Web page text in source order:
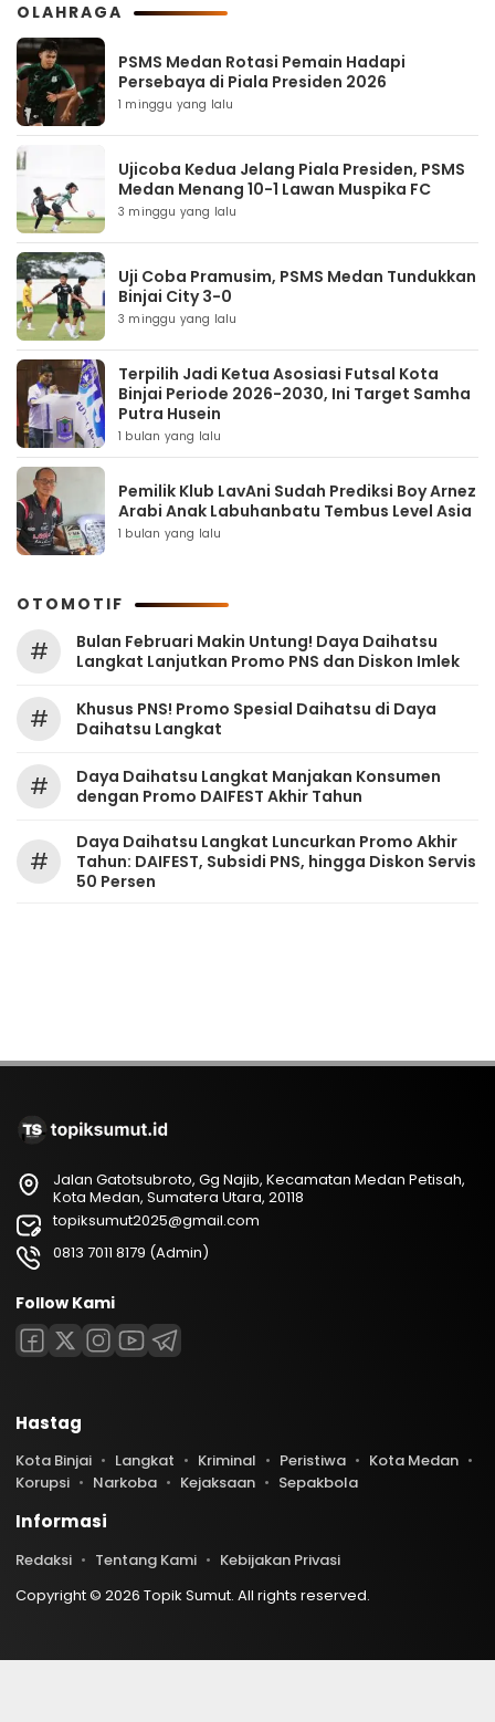
OLAHRAGA
PSMS Medan Rotasi Pemain Hadapi
Persebaya di Piala Presiden 2026
1 minggu yang lalu
Ujicoba Kedua Jelang Piala Presiden, PSMS
Medan Menang 10-1 Lawan Muspika FC
3 minggu yang lalu
Uji Coba Pramusim, PSMS Medan Tundukkan
Binjai City 3-0
3 minggu yang lalu
Terpilih Jadi Ketua Asosiasi Futsal Kota
Binjai Periode 2026-2030, Ini Target Samha
Putra Husein
1 bulan yang lalu
Pemilik Klub LavAni Sudah Prediksi Boy Arnez
Arabi Anak Labuhanbatu Tembus Level Asia
1 bulan yang lalu
OTOMOTIF
#
Bulan Februari Makin Untung! Daya Daihatsu
Langkat Lanjutkan Promo PNS dan Diskon Imlek
#
Khusus PNS! Promo Spesial Daihatsu di Daya
Daihatsu Langkat
#
Daya Daihatsu Langkat Manjakan Konsumen
dengan Promo DAIFEST Akhir Tahun
#
Daya Daihatsu Langkat Luncurkan Promo Akhir
Tahun: DAIFEST, Subsidi PNS, hingga Diskon Servis
50 Persen
Jalan Gatotsubroto, Gg Najib, Kecamatan Medan Petisah,
Kota Medan, Sumatera Utara, 20118
topiksumut2025@gmail.com
0813 7011 8179 (Admin)
Follow Kami
Hastag
Kota Binjai Langkat Kriminal Peristiwa
Kota Medan
Korupsi
Narkoba Kejaksaan Sepakbola
Informasi
Redaksi Tentang Kami
Kebijakan Privasi
Copyright © 2026 Topik Sumut. All rights reserved.